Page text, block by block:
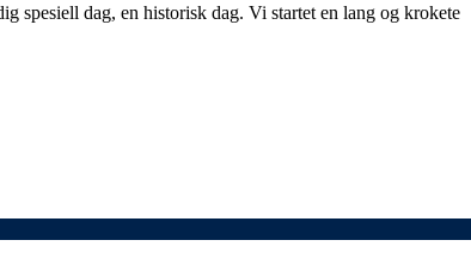
spesiell dag, en historisk dag. Vi startet en lang og krokete